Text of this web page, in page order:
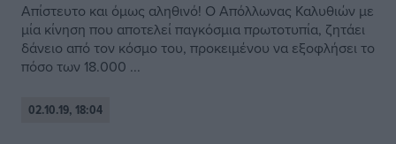
Απίστευτο και όμως αληθινό! Ο Απόλλωνας Καλυθιών με
μία κίνηση που αποτελεί παγκόσμια πρωτοτυπία, ζητάει
δάνειο από τον κόσμο του, προκειμένου να εξοφλήσει το
πόσο των 18.000 ...
02.10.19, 18:04